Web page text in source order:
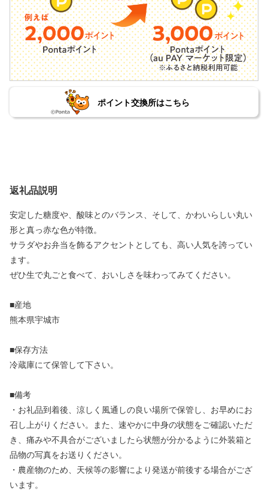
ポイント交換所はこちら
返礼品説明
安定した糖度や、酸味とのバランス、そして、かわいらしい丸い
形と真っ赤な色が特徴。
サラダやお弁当を飾るアクセントとしても、高い人気を誇ってい
ます。
ぜひ生で丸ごと食べて、おいしさを味わってみてください。
■産地
熊本県宇城市
■保存方法
冷蔵庫にて保管して下さい。
■備考
・お礼品到着後、涼しく風通しの良い場所で保管し、お早めにお
召し上がりください。また、速やかに中身の状態をご確認いただ
き、痛みや不具合がございましたら状態が分かるように外装箱と
品物の写真をお送りください。
・農産物のため、天候等の影響により発送が前後する場合がござ
います。